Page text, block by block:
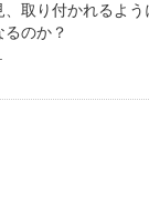
取り付かれるよ
のか？